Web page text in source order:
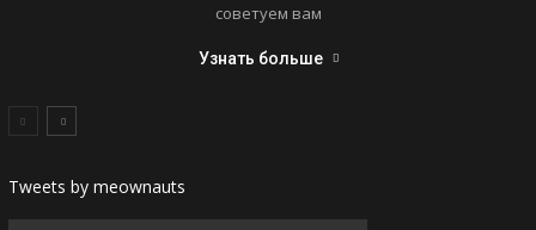
советуем вам
Узнать больше
Tweets by meownauts